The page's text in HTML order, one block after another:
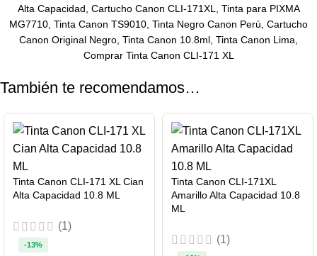
Alta Capacidad, Cartucho Canon CLI-171XL, Tinta para PIXMA
MG7710, Tinta Canon TS9010, Tinta Negro Canon Perú, Cartucho
Canon Original Negro, Tinta Canon 10.8ml, Tinta Canon Lima,
Comprar Tinta Canon CLI-171 XL
También te recomendamos…
Tinta Canon CLI-171 XL Cian
Alta Capacidad 10.8 ML
(1)
-13%
Tinta Canon CLI-171XL
Amarillo Alta Capacidad 10.8
ML
(1)